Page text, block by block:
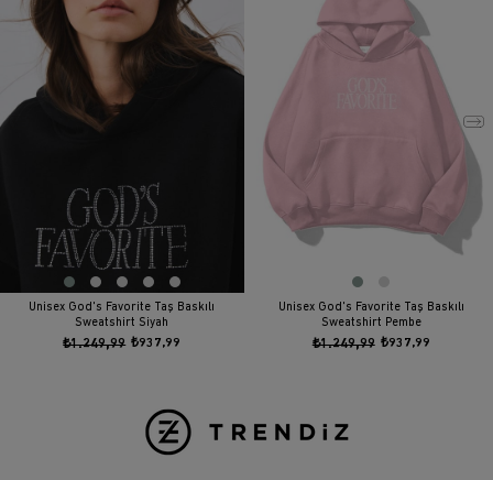
Unisex God's Favorite Taş Baskılı
Sweatshirt Siyah
₺937,99
₺1.249,99
Unisex God's Favorite Taş Baskılı
Sweatshirt Pembe
₺937,99
₺1.249,99